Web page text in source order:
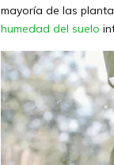
mayoría de las
humedad del suelo